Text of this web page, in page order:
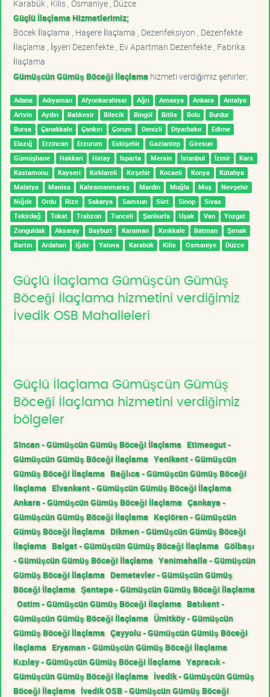
Karabük , Kilis , Osmaniye , Düzce
Güçlü İlaçlama Hizmetlerimiz;
Böcek İlaçlama , Haşere İlaçlama , Dezenfeksiyon , Dezenfekte
İlaçlama , İşyeri Dezenfekte , Ev Apartman Dezenfekte , Fabrika
İlaçlama
Gümüşcün Gümüş Böceği İlaçlama hizmeti verdiğimiz şehirler;
Adana Adıyaman Afyonkarahisar Ağrı Amasya Ankara
Antalya
Artvin
Aydın Balıkesir Bilecik Bingöl Bitlis Bolu
Burdur
Bursa
Çanakkale Çankırı Çorum Denizli Diyarbakır
Edirne
Elazığ
Erzincan Erzurum Eskişehir Gaziantep
Giresun
Gümüşhane
Hakkari Hatay Isparta Mersin İstanbul İzmir
Kars
Kastamonu
Kayseri Kırklareli Kırşehir Kocaeli Konya
Kütahya
Malatya
Manisa Kahramanmaraş Mardin Muğla Muş
Nevşehir
Niğde
Ordu Rize Sakarya Samsun Siirt Sinop
Sivas
Tekirdağ
Tokat Trabzon Tunceli Şanlıurfa Uşak Van
Yozgat
Zonguldak
Aksaray Bayburt Karaman Kırıkkale Batman
Şırnak
Bartın
Ardahan Iğdır Yalova Karabük Kilis Osmaniye Düzce
Güçlü İlaçlama Gümüşcün Gümüş
Böceği İlaçlama hizmetini verdiğimiz
İvedik OSB Mahalleleri
Güçlü İlaçlama Gümüşcün Gümüş
Böceği İlaçlama hizmetini verdiğimiz
bölgeler
Sincan - Gümüşcün Gümüş Böceği İlaçlama Etimesgut -
Gümüşcün Gümüş Böceği İlaçlama Yenikent - Gümüşcün
Gümüş Böceği İlaçlama Bağlıca - Gümüşcün Gümüş Böceği
İlaçlama Elvankent - Gümüşcün Gümüş Böceği İlaçlama
Ankara - Gümüşcün Gümüş Böceği İlaçlama Çankaya -
Gümüşcün Gümüş Böceği İlaçlama Keçiören - Gümüşcün
Gümüş Böceği İlaçlama Dikmen - Gümüşcün Gümüş Böceği
İlaçlama Balgat - Gümüşcün Gümüş Böceği İlaçlama Gölbaşı
- Gümüşcün Gümüş Böceği İlaçlama Yenimahalle - Gümüşcün
Gümüş Böceği İlaçlama Demetevler - Gümüşcün Gümüş
Böceği İlaçlama Şentepe - Gümüşcün Gümüş Böceği İlaçlama
Ostim - Gümüşcün Gümüş Böceği İlaçlama Batıkent -
Gümüşcün Gümüş Böceği İlaçlama Ümitköy - Gümüşcün
Gümüş Böceği İlaçlama Çayyolu - Gümüşcün Gümüş Böceği
İlaçlama Eryaman - Gümüşcün Gümüş Böceği İlaçlama
Kızılay - Gümüşcün Gümüş Böceği İlaçlama Yapracık -
Gümüşcün Gümüş Böceği İlaçlama İvedik - Gümüşcün Gümüş
Böceği İlaçlama İvedik OSB - Gümüşcün Gümüş Böceği